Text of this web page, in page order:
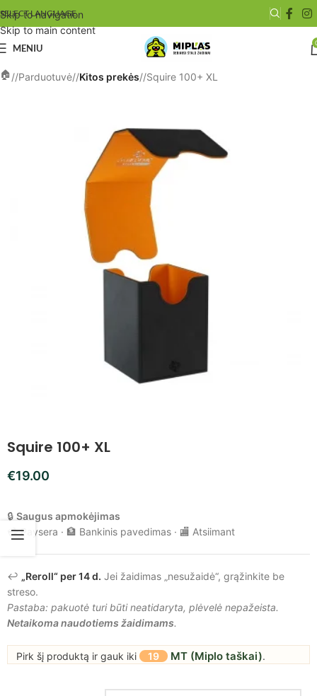
Skip to navigation
Skip to main content
SELECT LANGUAGE
MENIU
/ Parduotuvė/ Kitos prekės/ Squire 100+ XL
Squire 100+ XL
€19.00
🔒 Saugus apmokėjimas
💳 Paysera · 🏦 Bankinis pavedimas · 🏬 Atsiimant
↩️ „Reroll“ per 14 d. Jei žaidimas „nesužaidė“, grąžinkite be
streso.
Pastaba: pakuotė turi būti neatidaryta, plėvelė nepažeista.
Netaikoma naudotiems žaidimams.
Pirk šį produktą ir gauk iki 19 MT (Miplo taškai).